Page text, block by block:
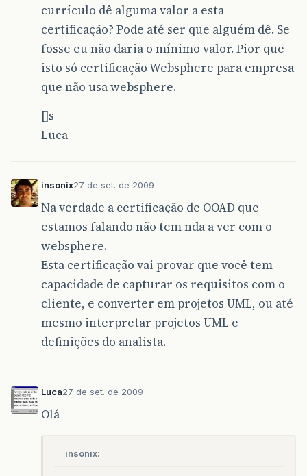
currículo dê alguma valor a esta
certificação? Pode até ser que alguém dê. Se
fosse eu não daria o mínimo valor. Pior que
isto só certificação Websphere para empresa
que não usa websphere.
[]s
Luca
insonix27 de set. de 2009
Na verdade a certificação de OOAD que
estamos falando não tem nda a ver com o
websphere.
Esta certificação vai provar que você tem
capacidade de capturar os requisitos com o
cliente, e converter em projetos UML, ou até
mesmo interpretar projetos UML e
definições do analista.
Luca27 de set. de 2009
Olá
insonix: